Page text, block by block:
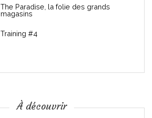
The Paradise, la folie des grands
magasins
Training #4
À découvrir